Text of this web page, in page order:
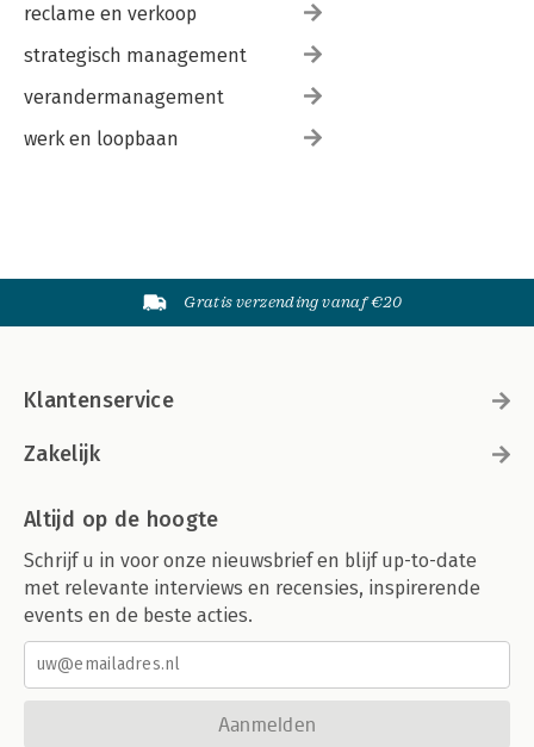
reclame en verkoop
strategisch management
verandermanagement
werk en loopbaan
Gratis verzending vanaf €20
Klantenservice
Zakelijk
Altijd op de hoogte
Schrijf u in voor onze nieuwsbrief en blijf up-to-date
met relevante interviews en recensies, inspirerende
events en de beste acties.
Aanmelden